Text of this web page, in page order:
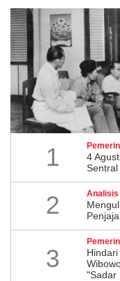
1
4
2 Analisis
3
"Sadar